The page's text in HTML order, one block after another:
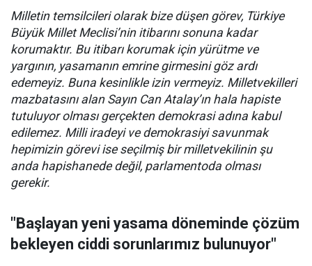
Milletin temsilcileri olarak bize düşen görev, Türkiye
Büyük Millet Meclisi’nin itibarını sonuna kadar
korumaktır. Bu itibarı korumak için yürütme ve
yargının, yasamanın emrine girmesini göz ardı
edemeyiz. Buna kesinlikle izin vermeyiz. Milletvekilleri
mazbatasını alan Sayın Can Atalay’ın hala hapiste
tutuluyor olması gerçekten demokrasi adına kabul
edilemez. Milli iradeyi ve demokrasiyi savunmak
hepimizin görevi ise seçilmiş bir milletvekilinin şu
anda hapishanede değil, parlamentoda olması
gerekir.
"Başlayan yeni yasama döneminde çözüm
bekleyen ciddi sorunlarımız bulunuyor"